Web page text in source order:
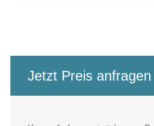
Jetzt Preis anfragen